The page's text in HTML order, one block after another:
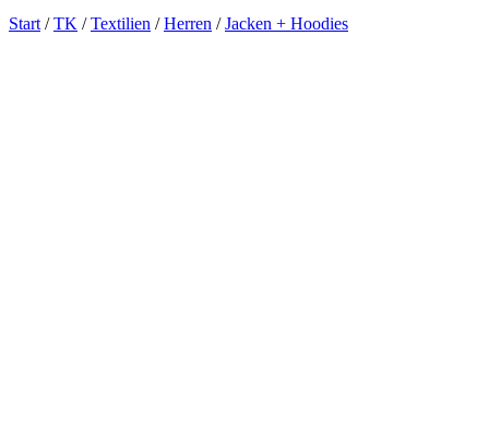
Start /TK /Textilien /Herren /Jacken + Hoodies